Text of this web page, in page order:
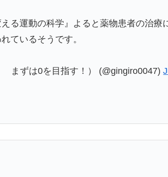
る運動の科学』よると薬物患者の治療
ているそうです。
まずは0を目指す！） (@gingiro0047)